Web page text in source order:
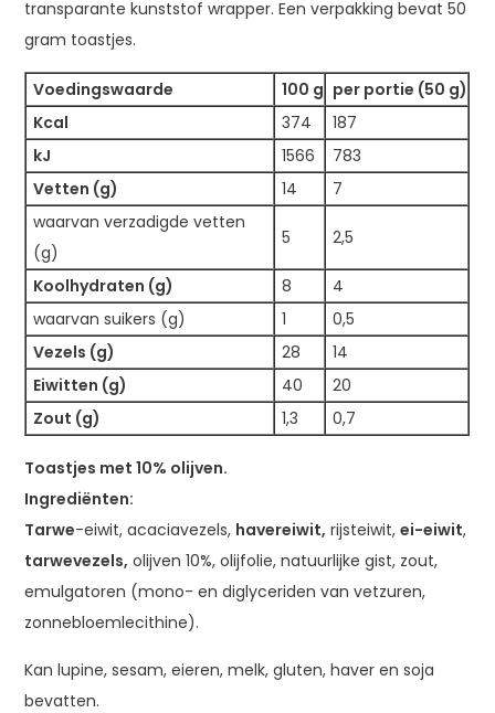
transparante kunststof wrapper. Een verpakking bevat 50
gram toastjes.
Voedingswaarde 100 g per portie (50 g)
Kcal
374
187
kJ
1566
783
Vetten (g)
14
7
waarvan verzadigde vetten
(g)
5 2,5
Koolhydraten (g) 8
4
waarvan suikers (g)
1
0,5
Vezels (g)
28
14
Eiwitten (g)
40
20
Zout (g)
1,3 0,7
Toastjes met 10% olijven.
Ingrediënten:
Tarwe-eiwit, acaciavezels, havereiwit, rijsteiwit,ei-eiwit,
tarwevezels, olijven 10%, olijfolie, natuurlijke gist, zout,
emulgatoren (mono- en diglyceriden van vetzuren,
zonnebloemlecithine).
Kan lupine, sesam, eieren, melk, gluten, haver en soja
bevatten.